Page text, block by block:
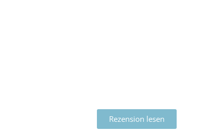
Rezension lesen